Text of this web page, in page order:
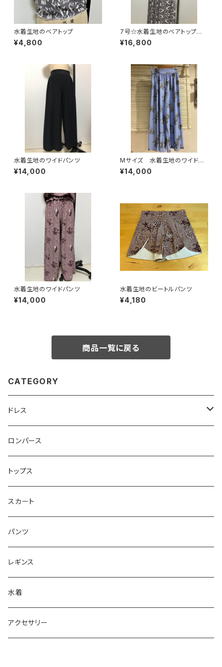
水着生地のベアトップ
¥4,800
7号☆水着生地のベアトップ型
マキシドレス
¥16,800
水着生地のワイドパンツ
¥14,000
Mサイズ 水着生地のワイドパ
ンツ
¥14,000
水着生地のワイドパンツ
¥14,000
水着生地のビートルパンツ
¥4,180
商品一覧に戻る
CATEGORY
ドレス
ベアトップ型ドレス （カップ付）
ワンショルダー型ドレス （カップ付）
ショルダ型ドレス（カップ付）
ポンチョ型ドレス(カップ付)
ロンパース
トップス
スカート
パンツ
レギンス
水着
アクセサリー